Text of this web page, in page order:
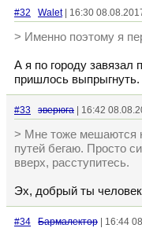
#32 Walet| 16:30
> Именно поэтому я
А я по городу завязал
пришлось выпрыгнуть.
#33 зверюга | 16:42
> Мне тоже мешаются
путей бегаю. Просто
вверх, расступитесь.
Эх, добрый ты
#34 Бармалектор | 16:44